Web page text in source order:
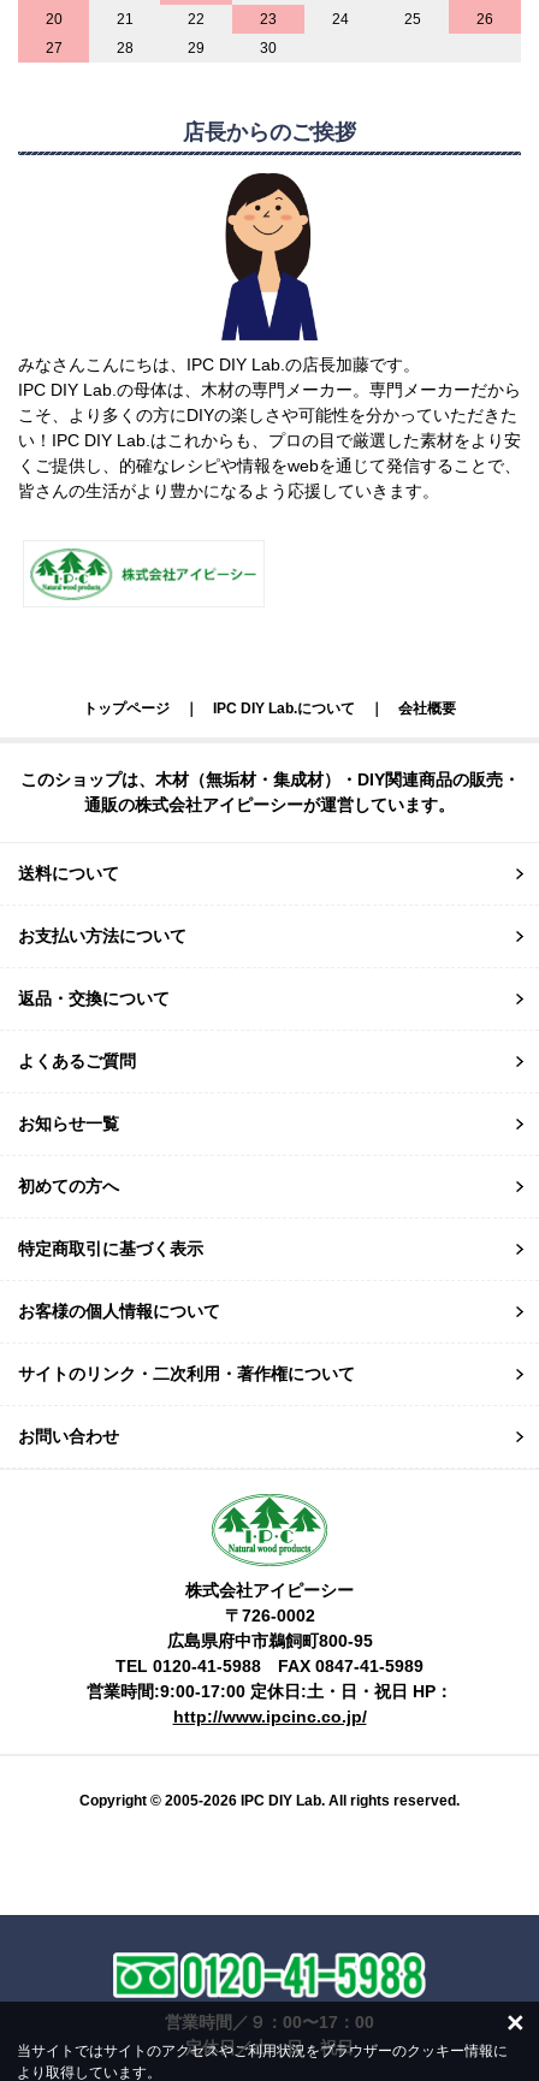
20
21 22 23 24 25
26
27
28 29 30
店長からのご挨拶
みなさんこんにちは、IPC DIY Lab.の店長加藤です。
IPC DIY Lab.の母体は、木材の専門メーカー。専門メーカーだから
こそ、より多くの方にDIYの楽しさや可能性を分かっていただきた
い！IPC DIY Lab.はこれからも、プロの目で厳選した素材をより安
くご提供し、的確なレシピや情報をwebを通じて発信することで、
皆さんの生活がより豊かになるよう応援していきます。
当サイトではサイトのアクセスやご利用状況をブラウザーのクッキー情報に
より取得しています。
×
トップページ ｜ IPC DIY Lab.について ｜ 会社概要
このショップは、木材（無垢材・集成材）・DIY関連商品の販売・
通販の株式会社アイピーシーが運営しています。
送料について
お支払い方法について
返品・交換について
よくあるご質問
お知らせ一覧
初めての方へ
特定商取引に基づく表示
お客様の個人情報について
サイトのリンク・二次利用・著作権について
お問い合わせ
株式会社アイピーシー
〒726-0002
広島県府中市鵜飼町800-95
TEL 0120-41-5988 FAX 0847-41-5989
営業時間:9:00-17:00 定休日:土・日・祝日 HP：
http://www.ipcinc.co.jp/
Copyright © 2005-2026 IPC DIY Lab. All rights reserved.
営業時間／９：00〜17：00
定休日／土・日・祝日